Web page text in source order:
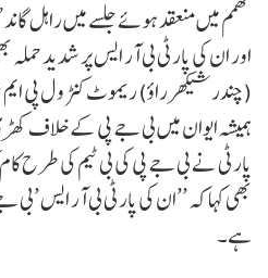
کھمم میں منعقد ہوئے جلسے میں راہل
اور ان کی پارٹی بی آر ایس پر شدید حملہ
(چندرشیکھر راؤ) ریموٹ کنٹر و ل پی
ہمیشہ ایوان میں بی جے پی کے خلاف
پارٹی نے بی جے پی کی بی ٹیم کی طرح
بھی کہا کہ ’’ان کی پارٹی بی آر ایس
ہے۔